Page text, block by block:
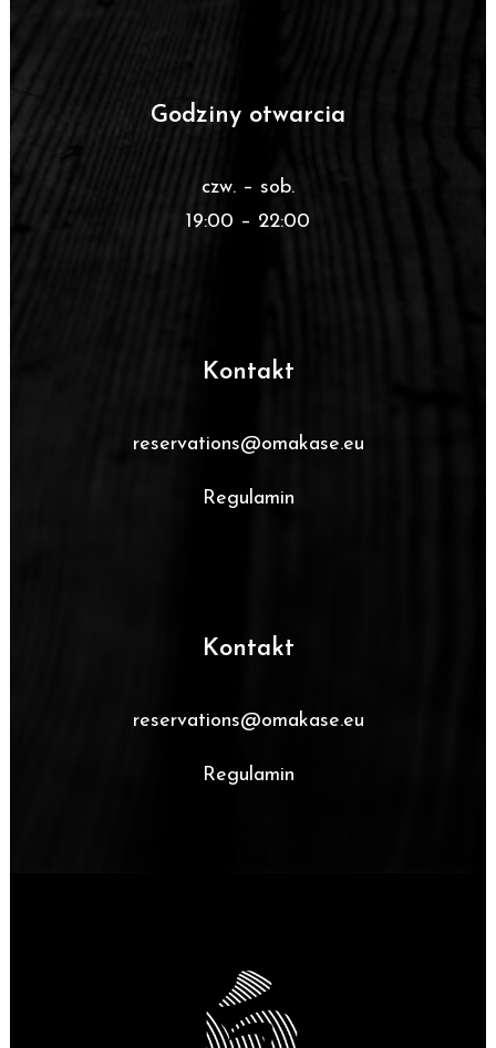
Godziny otwarcia
czw. – sob.
19:00 – 22:00
Kontakt
reservations@omakase.eu
Regulamin
Kontakt
reservations@omakase.eu
Regulamin